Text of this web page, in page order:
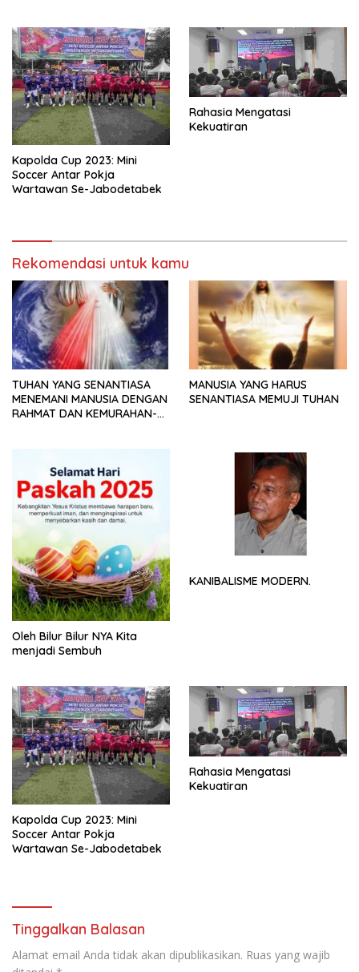
Kapolda Cup 2023: Mini
Soccer Antar Pokja
Wartawan Se-Jabodetabek
Rahasia Mengatasi
Kekuatiran
Rekomendasi untuk kamu
TUHAN YANG SENANTIASA
MENEMANI MANUSIA DENGAN
RAHMAT DAN KEMURAHAN-
MANUSIA YANG HARUS
SENANTIASA MEMUJI TUHAN
Oleh Bilur Bilur NYA Kita
menjadi Sembuh
KANIBALISME MODERN.
Kapolda Cup 2023: Mini
Soccer Antar Pokja
Wartawan Se-Jabodetabek
Rahasia Mengatasi
Kekuatiran
Tinggalkan Balasan
Alamat email Anda tidak akan dipublikasikan. Ruas yang wajib